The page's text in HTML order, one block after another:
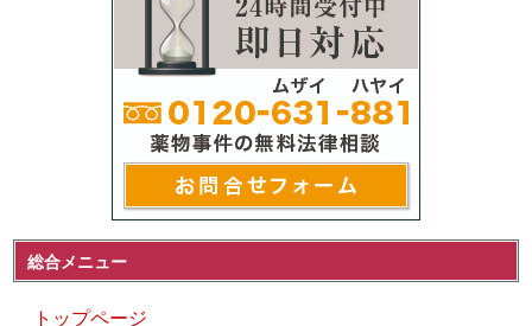
総合メニュー
トップページ